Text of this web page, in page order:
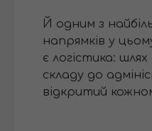
Й одним з
напрямків у
є логістика:
складу до
відкритий